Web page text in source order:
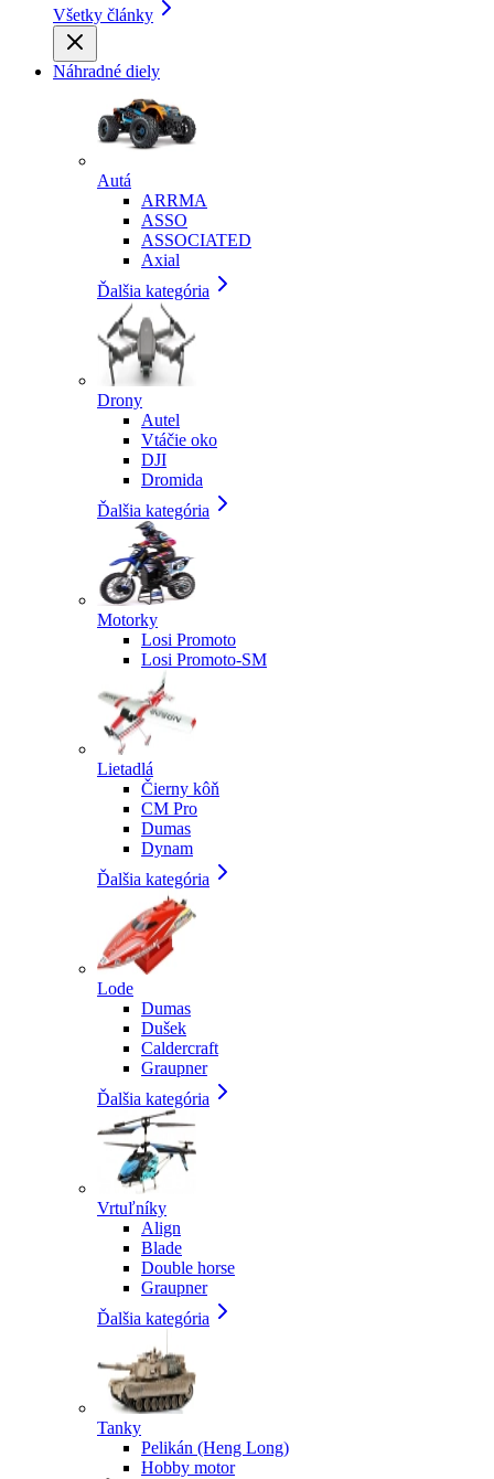
Všetky články
Náhradné diely
Autá
ARRMA
ASSO
ASSOCIATED
Axial
Ďalšia kategória
Drony
Autel
Vtáčie oko
DJI
Dromida
Ďalšia kategória
Motorky
Losi Promoto
Losi Promoto-SM
Lietadlá
Čierny kôň
CM Pro
Dumas
Dynam
Ďalšia kategória
Lode
Dumas
Dušek
Caldercraft
Graupner
Ďalšia kategória
Vrtuľníky
Align
Blade
Double horse
Graupner
Ďalšia kategória
Tanky
Pelikán (Heng Long)
Hobby motor